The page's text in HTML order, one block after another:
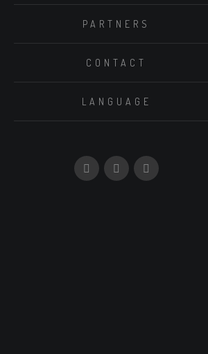
PARTNERS
CONTACT
LANGUAGE